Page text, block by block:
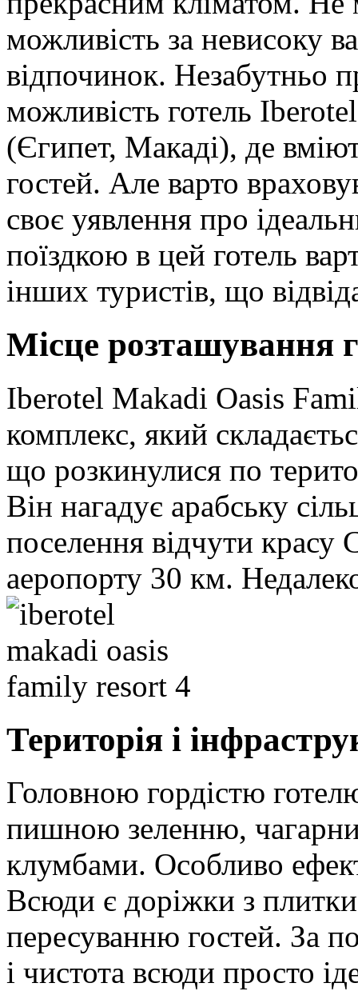
можливість за невисоку
відпочинок. Незабутньо
можливість готель
(Єгипет, Макаді), де
гостей. Але варто
своє уявлення про
поїздкою в цей готель
інших туристів, що
Місце розташування
Iberotel Makadi Oasis
комплекс, який
що розкинулися по
Він нагадує арабську
поселення відчути
аеропорту 30 км.
Територія і
Головною гордістю
пишною зеленню,
клумбами. Особливо
Всюди є доріжки з
пересуванню гостей. За
і чистота всюди просто